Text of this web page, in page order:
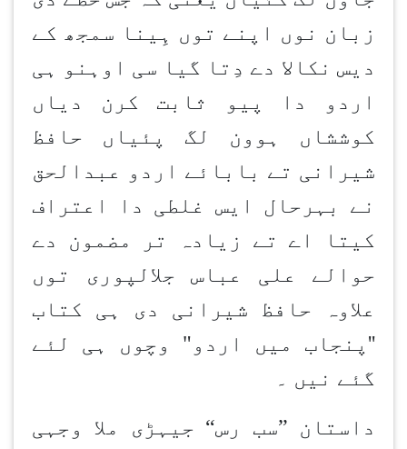
زبان نوں اپنے توں ہِینا سمجھ کے
دیس نکالا دے دِتا گیا سی اوہنو ہی
اردو دا پیو ثابت کرن دیاں
کوششاں ہوون لگ پئیاں حافظ
شیرانی تے بابائے اردو عبدالحق
نے بہرحال ایس غلطی دا اعتراف
کیتا اے تے زیادہ تر مضمون دے
حوالے علی عباس جلالپوری توں
علاوہ حافظ شیرانی دی ہی کتاب
''پنجاب میں اردو" وچوں ہی لئے
گئے نیں ۔
داستان ”سب رس“ جیہڑی ملا وجہی